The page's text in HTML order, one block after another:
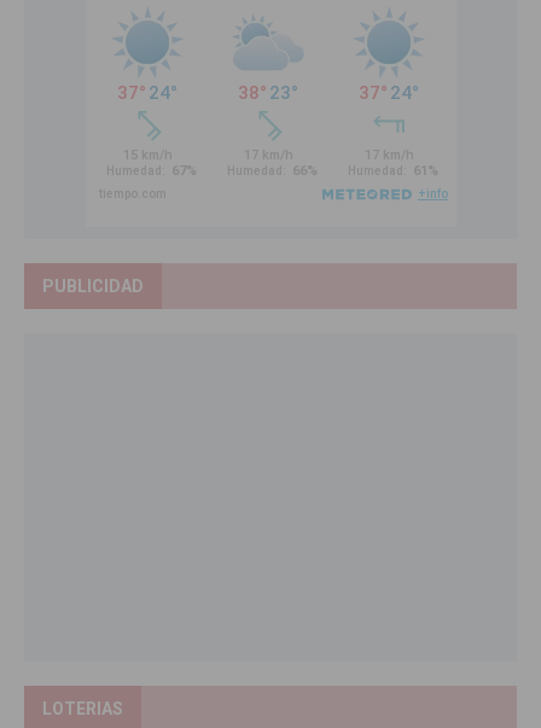
PUBLICIDAD
LOTERIAS